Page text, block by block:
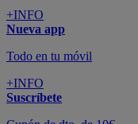
+INFO
Nueva app
Todo en tu móvil
+INFO
Suscríbete